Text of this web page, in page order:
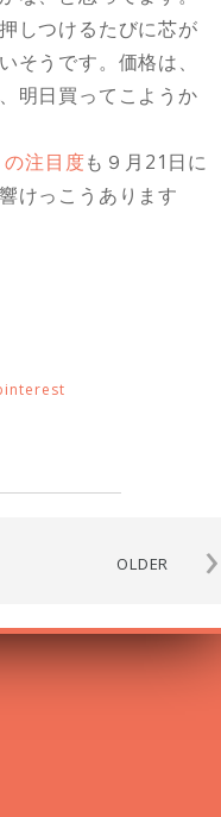
しつけるたびに芯が
そうです。価格は、
明日買ってこようか
注目度も９月21日に
けっこうあります
OLDER ›